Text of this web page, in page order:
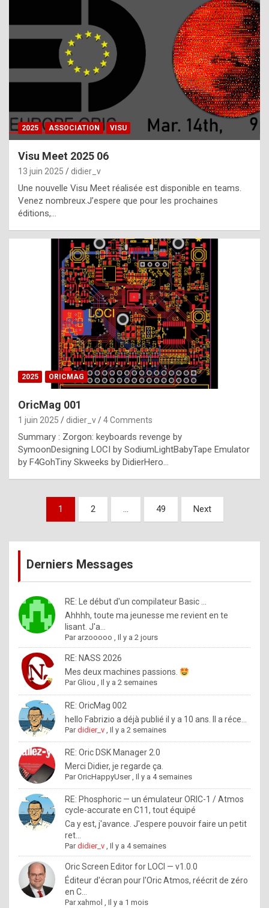
h
a
t
t
e
b
e
s
t
p
h
o
n
y
l
e
x
a
%
m
a
d
b
y
o
l
e
x
.
I
f
y
o
u
w
2025 ASSOCIATION VISU
Visu Meet 2025 06
13 juin 2025 didier_v
Une nouvelle Visu Meet réalisée est disponible en teams.
Venez nombreux.J’espere que pour les prochaines
éditions,…
2025 ORICMAG
OricMag 001
1 juin 2025 didier_v 4 Comments
Summary : Zorgon: keyboards revenge by
SymoonDesigning LOCI by SodiumLightBabyTape Emulator
by F4GohTiny Skweeks by DidierHero…
Pagination
publications
1 2 … 49 Next
Derniers Messages
RE: Le début d'un compilateur Basic ...
Ahhhh, toute ma jeunesse me revient en te
lisant. J'a...
Par arzooooo ,Il y a 2 jours
RE: NASS 2026
Mes deux machines passions.
ParGliou ,Il y a 2 semaines
RE: OricMag 002
hello Fabrizio a déjà publié il y a 10 ans. Il a réce...
Pardidier_v ,Il y a 2 semaines
RE: Oric DSK Manager 2.0
Merci Didier, je regarde ça.
ParOricHappyUser,Il y a 4 semaines
RE: Phosphoric — un émulateur ORIC-1 / Atmos
cycle-accurate en C11, tout équipé
Ca y est, j'avance. J'espere pouvoir faire un petit
ret...
Pardidier_v ,Il y a 4 semaines
Oric Screen Editor for LOCI — v1.0.0
Éditeur d'écran pour l'Oric Atmos, réécrit de zéro
en C...
Parxahmol ,Il y a 1 mois